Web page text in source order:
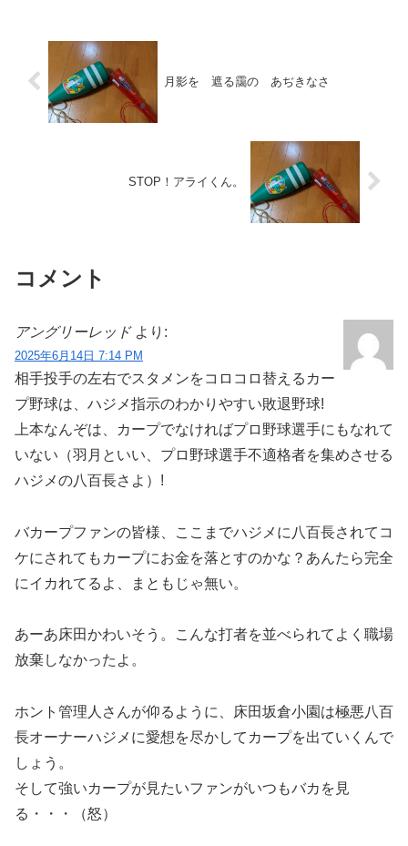
月影を 遮る靄の あぢきなさ
STOP！アライくん。
コメント
アングリーレッド より:
2025年6月14日 7:14 PM
相手投手の左右でスタメンをコロコロ替えるカー
プ野球は、ハジメ指示のわかりやすい敗退野球!
上本なんぞは、カープでなければプロ野球選手にもなれて
いない（羽月といい、プロ野球選手不適格者を集めさせる
ハジメの八百長さよ）!
バカープファンの皆様、ここまでハジメに八百長されてコ
ケにされてもカープにお金を落とすのかな？あんたら完全
にイカれてるよ、まともじゃ無い。
あーあ床田かわいそう。こんな打者を並べられてよく職場
放棄しなかったよ。
ホント管理人さんが仰るように、床田坂倉小園は極悪八百
長オーナーハジメに愛想を尽かしてカープを出ていくんで
しょう。
そして強いカープが見たいファンがいつもバカを見
る・・・（怒）